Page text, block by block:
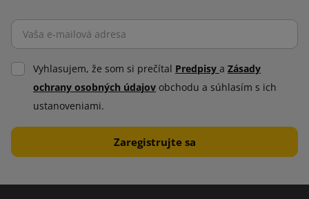
Vyhlasujem, že som si prečítal Predpisy a Zásady
ochrany osobných údajov obchodu a súhlasím s ich
ustanoveniami.